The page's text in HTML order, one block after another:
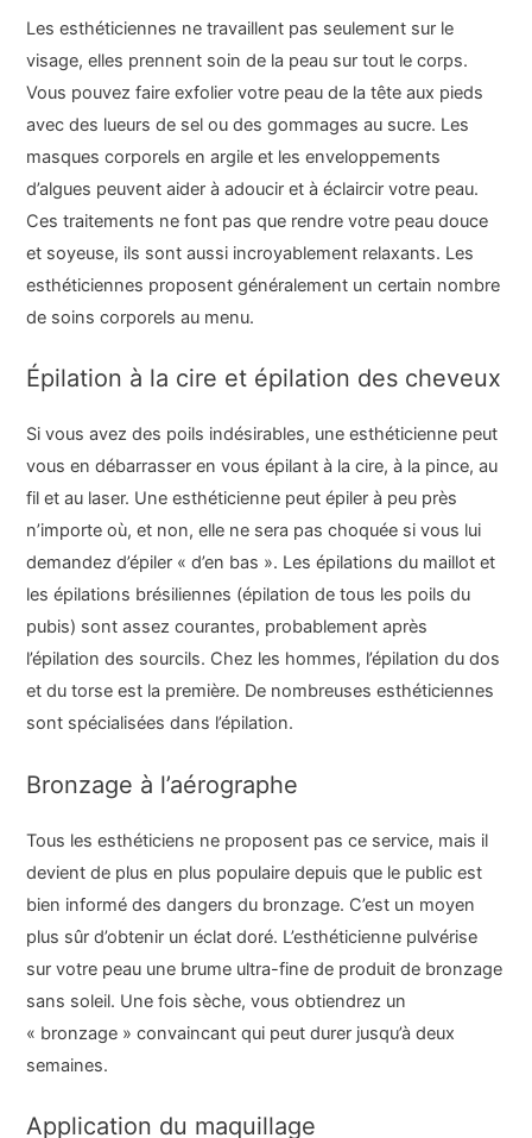
Les esthéticiennes ne travaillent pas seulement sur le
visage, elles prennent soin de la peau sur tout le corps.
Vous pouvez faire exfolier votre peau de la tête aux pieds
avec des lueurs de sel ou des gommages au sucre. Les
masques corporels en argile et les enveloppements
d’algues peuvent aider à adoucir et à éclaircir votre peau.
Ces traitements ne font pas que rendre votre peau douce
et soyeuse, ils sont aussi incroyablement relaxants. Les
esthéticiennes proposent généralement un certain nombre
de soins corporels au menu.
Épilation à la cire et épilation des cheveux
Si vous avez des poils indésirables, une esthéticienne peut
vous en débarrasser en vous épilant à la cire, à la pince, au
fil et au laser. Une esthéticienne peut épiler à peu près
n’importe où, et non, elle ne sera pas choquée si vous lui
demandez d’épiler « d’en bas ». Les épilations du maillot et
les épilations brésiliennes (épilation de tous les poils du
pubis) sont assez courantes, probablement après
l’épilation des sourcils. Chez les hommes, l’épilation du dos
et du torse est la première. De nombreuses esthéticiennes
sont spécialisées dans l’épilation.
Bronzage à l’aérographe
Tous les esthéticiens ne proposent pas ce service, mais il
devient de plus en plus populaire depuis que le public est
bien informé des dangers du bronzage. C’est un moyen
plus sûr d’obtenir un éclat doré. L’esthéticienne pulvérise
sur votre peau une brume ultra-fine de produit de bronzage
sans soleil. Une fois sèche, vous obtiendrez un
« bronzage » convaincant qui peut durer jusqu’à deux
semaines.
Application du maquillage